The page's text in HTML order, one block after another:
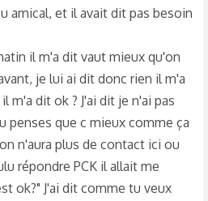
amical, et il avait dit pas besoin
il m'a dit vaut mieux qu'on
je lui ai dit donc rien il m'a
m'a dit ok ? J'ai dit je n'ai pas
penses que c mieux comme ça
n'aura plus de contact ici ou
répondre PCK il allait me
ok?" J'ai dit comme tu veux